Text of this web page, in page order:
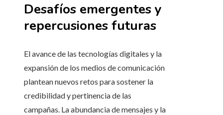
Desafíos emergentes y
repercusiones futuras
El avance de las tecnologías digitales y la
expansión de los medios de comunicación
plantean nuevos retos para sostener la
credibilidad y pertinencia de las
campañas. La abundancia de mensajes y la